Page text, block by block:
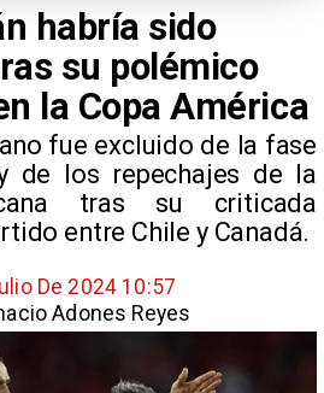
habría sido
su polémico
la Copa América
fue excluido de la fase
de los repechajes de la
tras su criticada
entre Chile y Canadá.
De 2024 10:57
Adones Reyes